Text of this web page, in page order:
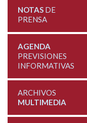
NOTASDE
PRENSA
AGENDA
PREVISIONES
INFORMATIVAS
ARCHIVOS
MULTIMEDIA